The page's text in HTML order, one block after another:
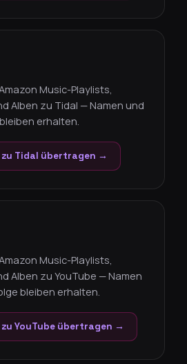
Music-Playlists,
Alben zu Tidal — Namen und
erhalten.
zu Tidal übertragen →
Music-Playlists,
Alben zu YouTube — Namen
bleiben erhalten.
YouTube übertragen →